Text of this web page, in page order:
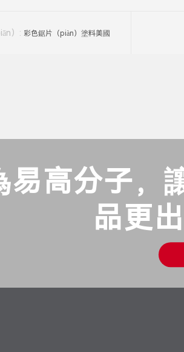
）: 彩色鋸片（piàn）塗料美國
易高分子，
品更